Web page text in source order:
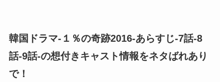
韓国ドラマ-１％の奇跡2016-あらすじ-7話-8
話-9話-の想付きキャスト情報をネタばれあり
で！